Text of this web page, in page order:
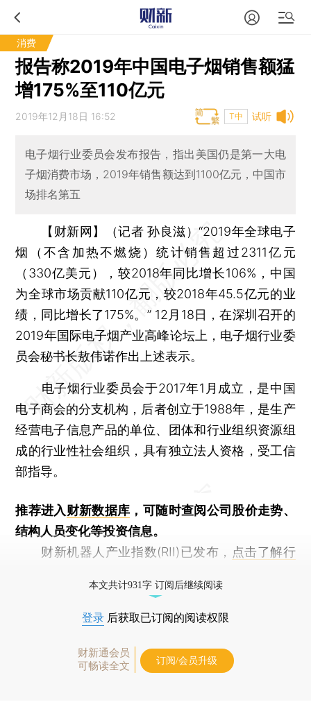
消费
报告称2019年中国电子烟销售额猛
增175%至110亿元
试听
2019年12月18日 16:52 T中
电子烟行业委员会发布报告，指出美国仍是第一大电
子烟消费市场，2019年销售额达到1100亿元，中国市
场排名第五
【财新网】（记者 孙良滋）“2019年全球电子
烟（不含加热不燃烧）统计销售超过2311亿元
（330亿美元），较2018年同比增长106%，中国
为全球市场贡献110亿元，较2018年45.5亿元的业
绩，同比增长了175%。” 12月18日，在深圳召开的
2019年国际电子烟产业高峰论坛上，电子烟行业委
员会秘书长敖伟诺作出上述表示。
电子烟行业委员会于2017年1月成立，是中国
电子商会的分支机构，后者创立于1988年，是生产
经营电子信息产品的单位、团体和行业组织资源组
成的行业性社会组织，具有独立法人资格，受工信
部指导。
推荐进入财新数据库 ，可随时查阅公司股价走势、
结构人员变化等投资信息。
财新机器人产业指数(RII)已发布， 点击了解行
本文共计931字 订阅后继续阅读
登录 后获取已订阅的阅读权限
财新通会员
可畅读全文
订阅/会员升级